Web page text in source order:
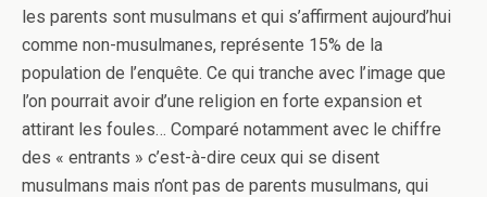
les parents sont musulmans et qui s’affirment aujourd’hui
comme non-musulmanes, représente 15% de la
population de l’enquête. Ce qui tranche avec l’image que
l’on pourrait avoir d’une religion en forte expansion et
attirant les foules… Comparé notamment avec le chiffre
des « entrants » c’est-à-dire ceux qui se disent
musulmans mais n’ont pas de parents musulmans, qui